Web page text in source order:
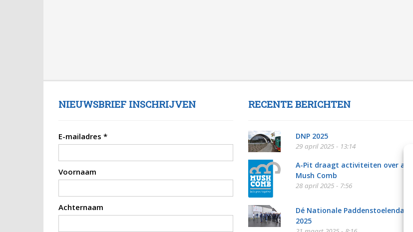
NIEUWSBRIEF INSCHRIJVEN
E-mailadres *
Voornaam
Achternaam
RECENTE BERICHTEN
DNP 2025
29 april 2025 - 13:14
A-Pit draagt activiteiten over aan
Mush Comb
28 april 2025 - 7:56
Dé Nationale Paddenstoelendag
2025